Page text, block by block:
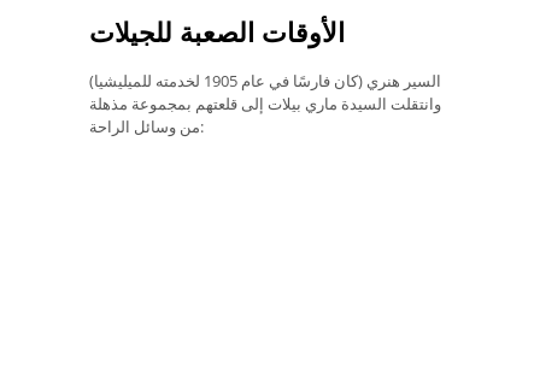
الأوقات الصعبة للجيلات
السير هنري (كان فارسًا في عام 1905 لخدمته للميليشيا)
وانتقلت السيدة ماري بيلات إلى قلعتهم بمجموعة مذهلة
من وسائل الراحة: